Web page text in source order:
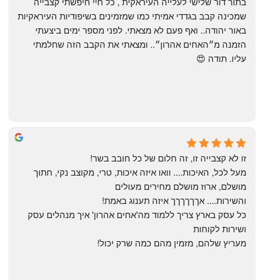
Yonatan Menashe
6 months ago
עליו. תודה 😍
זו לא קצבייה זו, זה חלום של כל חובב בשר!
מושלם, ארוז מושלם מחירים מעולים
והשירות.... אךךךךךך איזה תענוג באמת!
ושירות לקוחות
מעריץ שלהם, מזמין מהם כמה שרק יכול!